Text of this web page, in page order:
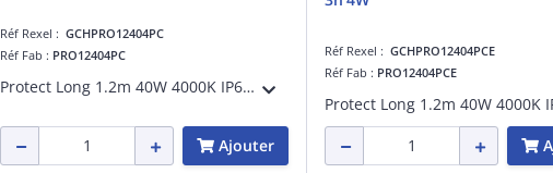
Réf Rexel : GCHPRO12404PC
Réf Fab : PRO12404PC
Protect Long 1.2m 40W 4000K IP69K PC, classe I, adapté à une suspension, IK10, IP69K, faisceau >80°, 40W, 5500lm, uniformité de la couleur (ellipse de McAdam):SDCM3, GR0, test fil incand.:850 °C, 138lm/W, UGR:30, montage au plafond
Ajouter
Réf Rexel : GCHPRO12404PCE
Réf Fab : PRO12404PCE